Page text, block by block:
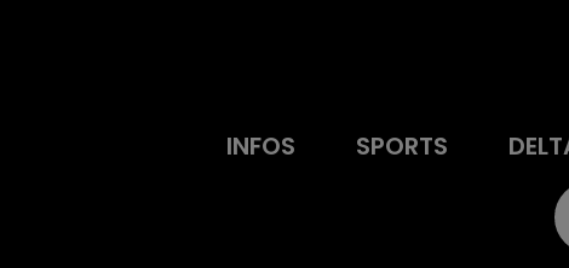
INFOS SPORTS